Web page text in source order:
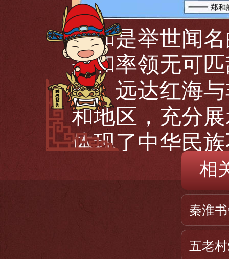
郑和是举世闻
郑和率领无可
洋，远达红海
和地区，充分
体现了中华民
精神，充分证
门、走向世界
友好往来。
郑和下西洋最
相
秦淮
五老